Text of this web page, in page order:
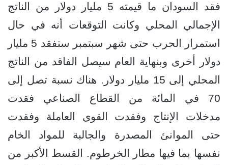
فقد السودان ما قيمته 5 مليار دولار من الناتج
الإجمالي المحلي وكانت التوقعات أنه في حال
استمرار الحرب حتى شهر سبتمبر ستفقد 5 مليار
دولار أخرى وبنهاية العام سيصل الفاقد من الناتج
المحلي إلى 15 مليار دولار. هناك نسبة تصل إلى
70 في المائة من القطاع الصناعي فقدت
مدخلات الإنتاج وفقدت القوى العاملة وفقدت
حتى الموانئ المصدرة والجالبة للمواد الخام
نفسها بما فيها مطار الخرطوم. القسط الأكبر من